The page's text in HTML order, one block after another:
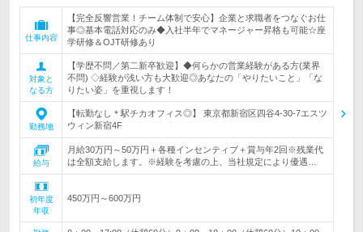
仕事内容
【完全反響営業！チーム体制で安心】企業と求職者をつなぐお仕
事◎基本電話対応のみ◆入社半年でマネージャー昇格も可能☆座
学研修＆OJT研修あり
対象と
なる方
【学歴不問／第二新卒歓迎】◆何らかの営業経験がある方(業界
不問) ◇経験が浅い方も大歓迎◎あなたの「やりたいこと」「な
りたい姿」を重視します！
勤務地
【転勤なし＊駅チカオフィス◎】 東京都新宿区四谷4-30-7エスツ
ウィン新宿4F
給与
月給30万円～50万円＋各種インセンティブ＋賞与年2回※残業代
は全額支給します。※経験を考慮の上、当社規定により優遇…
初年度
年収
450万円～600万円